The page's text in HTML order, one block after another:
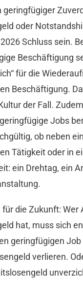
geringfügiger
oder
Schluss sein.
Beschäftigung
für die
Beschäftigung.
der Fall.
Jobs
ob neben
Tätigkeit oder in
ein Drehtag, ein
die Zukunft: Wer
hat, muss sich
geringfügigen
verlieren.